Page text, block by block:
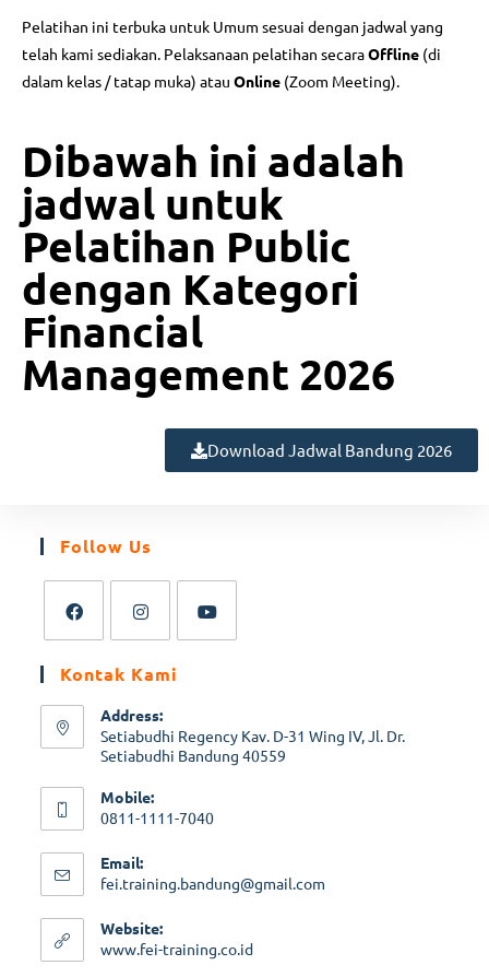
Pelatihan ini terbuka untuk Umum sesuai dengan jadwal yang
telah kami sediakan. Pelaksanaan pelatihan secaraOffline (di
dalam kelas / tatap muka) atau Online (Zoom Meeting).
Dibawah ini adalah
jadwal untuk
Pelatihan Public
dengan Kategori
Financial
Management 2026
Download Jadwal Bandung 2026
Follow Us
Kontak Kami
Address:
Setiabudhi Regency Kav. D-31 Wing IV, Jl. Dr.
Setiabudhi Bandung 40559
Mobile:
0811-1111-7040
Email:
fei.training.bandung@gmail.com
Website:
www.fei-training.co.id